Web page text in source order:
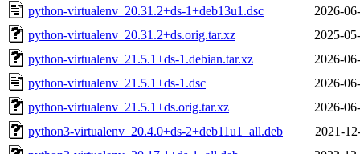
python-virtualenv_20.31.2+ds-1+deb13u1.dsc
2026-
python-virtualenv_20.31.2+ds.orig.tar.xz
2025-
python-virtualenv_21.5.1+ds-1.debian.tar.xz
2026-
python-virtualenv_21.5.1+ds-1.dsc
2026-
python-virtualenv_21.5.1+ds.orig.tar.xz
2026-
python3-virtualenv_20.4.0+ds-2+deb11u1_all.deb
2021-